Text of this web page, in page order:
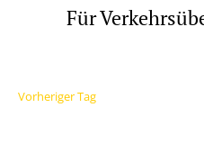
Für
Vorheriger Tag